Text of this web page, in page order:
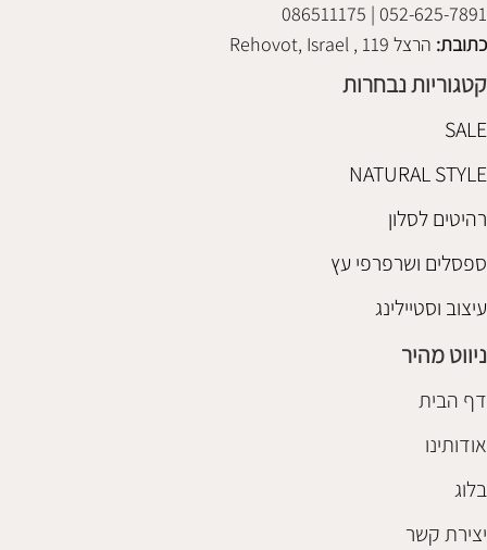
052-625-7891 | 086511175
כתובת: הרצל 119 , Rehovot, Israel
קטגוריות נבחרות
SALE
NATURAL STYLE
רהיטים לסלון
ספסלים ושרפרפי עץ
עיצוב וסטיילינג
ניווט מהיר
דף הבית
אודותינו
בלוג
יצירת קשר